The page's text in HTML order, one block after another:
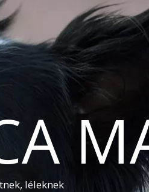
léleknek